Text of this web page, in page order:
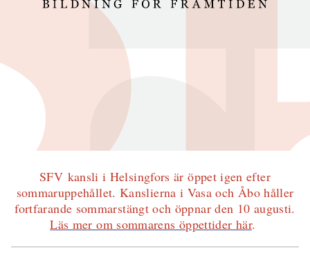
SFV kansli i Helsingfors är öppet igen efter
sommaruppehållet. Kanslierna i Vasa och Åbo håller
fortfarande sommarstängt och öppnar den 10 augusti.
Läs mer om sommarens öppettider här.